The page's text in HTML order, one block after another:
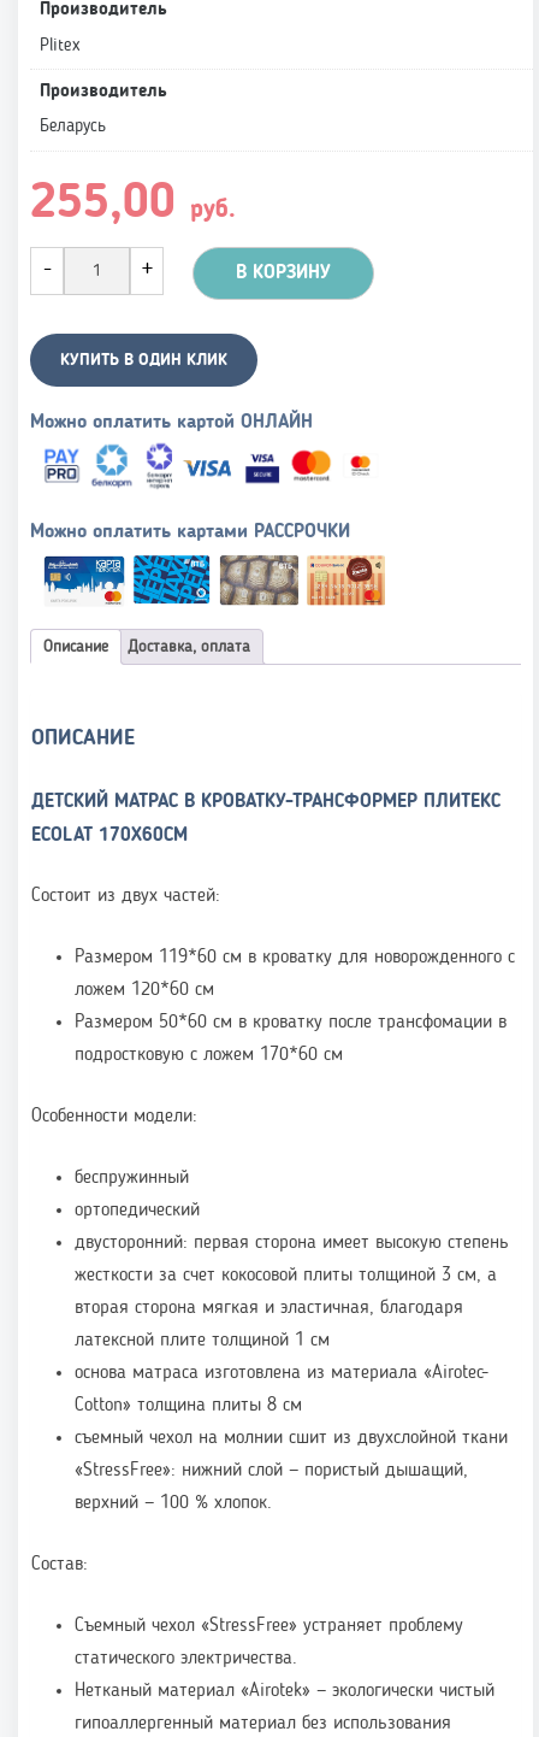
Производитель
Plitex
Производитель
Беларусь
255,00 руб.
В КОРЗИНУ
КУПИТЬ В ОДИН КЛИК
Можно оплатить картой ОНЛАЙН
Можно оплатить картами РАССРОЧКИ
Описание Доставка, оплата
ОПИСАНИЕ
ДЕТСКИЙ МАТРАС В КРОВАТКУ-ТРАНСФОРМЕР ПЛИТЕКС
ECOLAT 170Х60СМ
Состоит из двух частей:
Размером 119*60 см в кроватку для новорожденного с
ложем 120*60 см
Размером 50*60 см в кроватку после трансфомации в
подростковую с ложем 170*60 см
Особенности модели:
беспружинный
ортопедический
двусторонний: первая сторона имеет высокую степень
жесткости за счет кокосовой плиты толщиной 3 см, а
вторая сторона мягкая и эластичная, благодаря
латексной плите толщиной 1 см
основа матраса изготовлена из материала «Airotec-
Cotton» толщина плиты 8 см
съемный чехол на молнии сшит из двухслойной ткани
«StressFree»: нижний слой — пористый дышащий,
верхний — 100 % хлопок.
Состав:
Съемный чехол «StressFree» устраняет проблему
статического электричества.
Нетканый материал «Airotek» — экологически чистый
гипоаллергенный материал без использования